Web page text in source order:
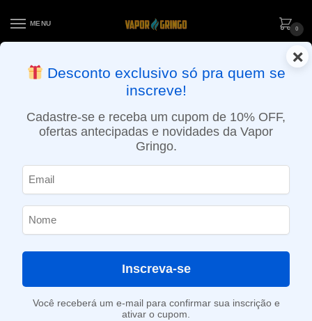
MENU
0
ENTREGA NO MESMO DIA EM SÃO PAULO (SEG A SEX): PEDIDOS
APROVADOS ATÉ 15:30 VIA MOTOBOY
×
Desconto exclusivo só pra quem se
inscreve!
Cadastre-se e receba um cupom de 10% OFF,
ofertas antecipadas e novidades da Vapor
Gringo.
Inscreva-se
Você receberá um e-mail para confirmar sua inscrição e
ativar o cupom.